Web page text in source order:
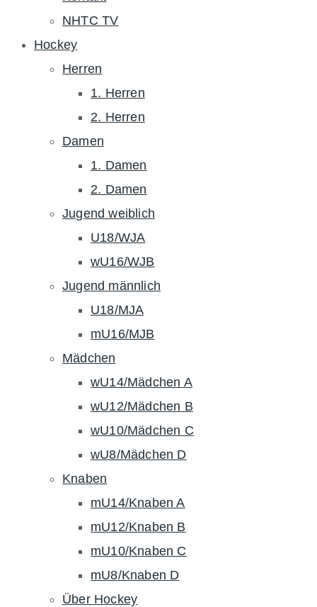
NHTC TV
Hockey
Herren
1. Herren
2. Herren
Damen
1. Damen
2. Damen
Jugend weiblich
U18/WJA
wU16/WJB
Jugend männlich
U18/MJA
mU16/MJB
Mädchen
wU14/Mädchen A
wU12/Mädchen B
wU10/Mädchen C
wU8/Mädchen D
Knaben
mU14/Knaben A
mU12/Knaben B
mU10/Knaben C
mU8/Knaben D
Über Hockey